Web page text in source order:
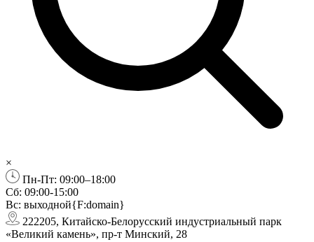
×
Пн-Пт: 09:00–18:00
Сб: 09:00-15:00
Вс: выходной{F:domain}
222205, Китайско-Белорусский индустриальный парк
«Великий камень», пр-т Минский, 28